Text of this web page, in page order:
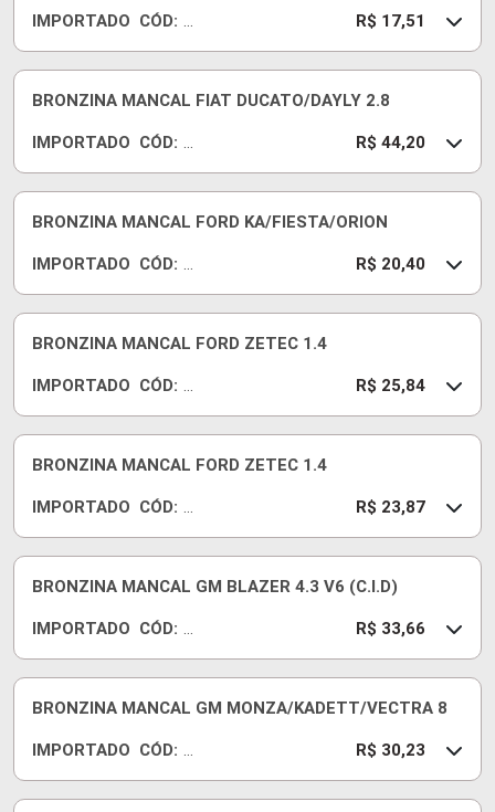
07
IMPORTADO CÓD: R
C
40
S
D
R$ 17,51
BRONZINA MANCAL FIAT DUCATO/DAYLY 2.8
IMPORTADO CÓD: R
C
23
8J
5
R$ 44,20
BRONZINA MANCAL FORD KA/FIESTA/ORION
IMPORTADO CÓD: R
C
71
10
R$ 20,40
BRONZINA MANCAL FORD ZETEC 1.4
IMPORTADO CÓD: R
C
72
05
R$ 25,84
BRONZINA MANCAL FORD ZETEC 1.4
IMPORTADO CÓD: R
C
72
02
R$ 23,87
BRONZINA MANCAL GM BLAZER 4.3 V6 (C.I.D)
IMPORTADO CÓD: R
C
31
07
R$ 33,66
BRONZINA MANCAL GM MONZA/KADETT/VECTRA 8
IMPORTADO CÓD: R
C
R$ 30,23